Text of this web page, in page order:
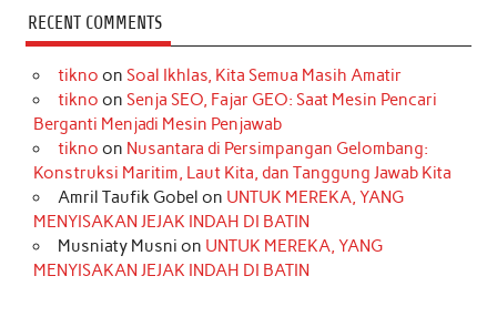
c
e
b
o
k
s
t
a
r
a
m
k
T
o
k
t
e
r
e
s
t
k
e
d
I
n
t
t
r
T
u
e
RECENT COMMENTS
tikno on Soal Ikhlas, Kita Semua Masih Amatir
tikno on Senja SEO, Fajar GEO: Saat Mesin Pencari
Berganti Menjadi Mesin Penjawab
tikno on Nusantara di Persimpangan Gelombang:
Konstruksi Maritim, Laut Kita, dan Tanggung Jawab Kita
Amril Taufik Gobel on UNTUK MEREKA, YANG
MENYISAKAN JEJAK INDAH DI BATIN
Musniaty Musni on UNTUK MEREKA, YANG
MENYISAKAN JEJAK INDAH DI BATIN